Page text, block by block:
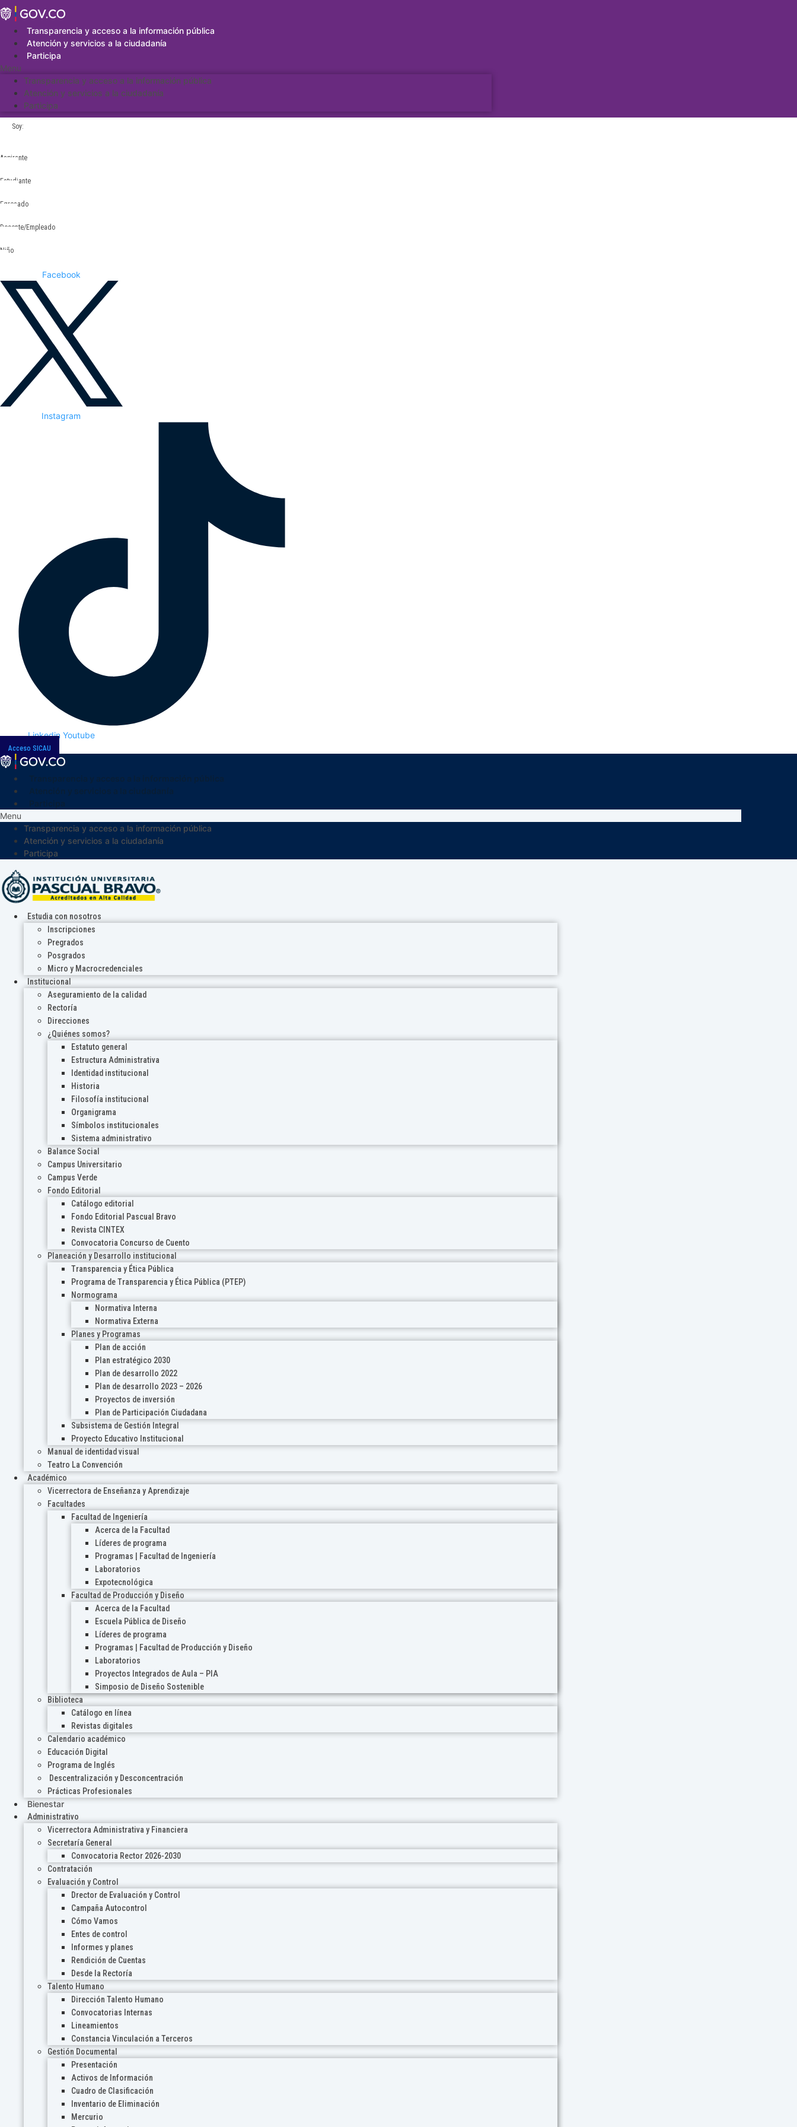
Saltar
al
contenidoTransparencia y acceso a la información pública
Atención y servicios a la ciudadanía
Participa
Menu
Transparencia y acceso a la información pública
Atención y servicios a la ciudadanía
Participa
Soy:
Aspirante
Estudiante
Egresado
Docente/Empleado
Niño
Facebook
Instagram
Linkedin Youtube
Acceso SICAU
Menu
Transparencia y acceso a la información pública
Atención y servicios a la ciudadanía
Participa
Estudia con nosotros
Inscripciones
Pregrados
Posgrados
Micro y Macrocredenciales
Institucional
Aseguramiento de la calidad
Rectoría
Direcciones
¿Quiénes somos?
Estatuto general
Estructura Administrativa
Identidad institucional
Historia
Filosofía institucional
Organigrama
Símbolos institucionales
Sistema administrativo
Balance Social
Campus Universitario
Campus Verde
Fondo Editorial
Catálogo editorial
Fondo Editorial Pascual Bravo
Revista CINTEX
Convocatoria Concurso de Cuento
Planeación y Desarrollo institucional
Transparencia y Ética Pública
Programa de Transparencia y Ética Pública (PTEP)
Normograma
Normativa Interna
Normativa Externa
Planes y Programas
Plan de acción
Plan estratégico 2030
Plan de desarrollo 2022
Plan de desarrollo 2023 – 2026
Proyectos de inversión
Plan de Participación Ciudadana
Subsistema de Gestión Integral
Proyecto Educativo Institucional
Manual de identidad visual
Teatro La Convención
Académico
Vicerrectora de Enseñanza y Aprendizaje
Facultades
Facultad de Ingeniería
Acerca de la Facultad
Líderes de programa
Programas | Facultad de Ingeniería
Laboratorios
Expotecnológica
Facultad de Producción y Diseño
Acerca de la Facultad
Escuela Pública de Diseño
Líderes de programa
Programas | Facultad de Producción y Diseño
Laboratorios
Proyectos Integrados de Aula – PIA
Simposio de Diseño Sostenible
Biblioteca
Catálogo en línea
Revistas digitales
Calendario académico
Educación Digital
Programa de Inglés
Descentralización y Desconcentración
Prácticas Profesionales
Bienestar
Administrativo
Vicerrectora Administrativa y Financiera
Secretaría General
Convocatoria Rector 2026-2030
Contratación
Evaluación y Control
Drector de Evaluación y Control
Campaña Autocontrol
Cómo Vamos
Entes de control
Informes y planes
Rendición de Cuentas
Desde la Rectoría
Talento Humano
Dirección Talento Humano
Convocatorias Internas
Lineamientos
Constancia Vinculación a Terceros
Gestión Documental
Presentación
Activos de Información
Cuadro de Clasificación
Inventario de Eliminación
Mercurio